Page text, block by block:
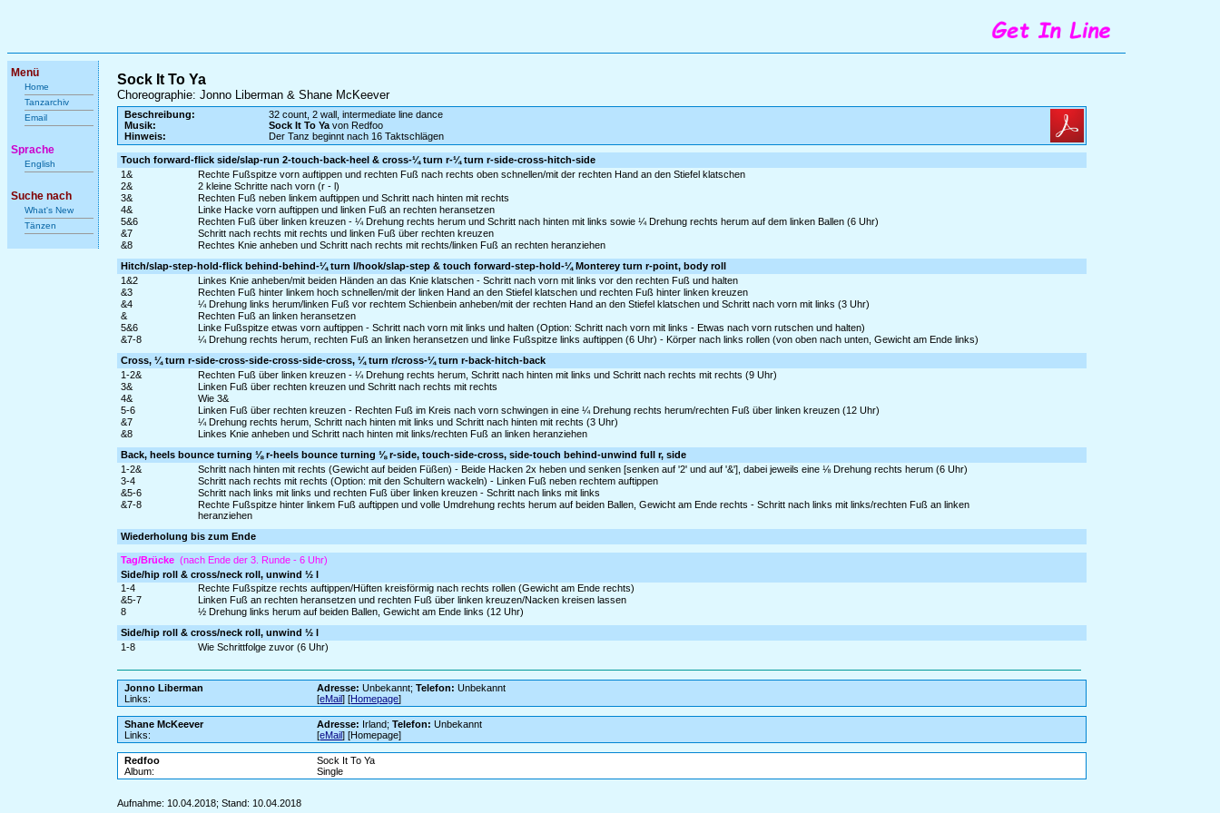
Menü
Home
Tanzarchiv
Email
Sprache
English
Suche nach
What's New
Tänzen
Sock It To Ya
Choreographie: Jonno Liberman & Shane McKeever
Beschreibung:
32 count, 2 wall, intermediate line dance
Musik:
Sock It To Ya von Redfoo
Hinweis:
Der Tanz beginnt nach 16 Taktschlägen
Touch forward-flick side/slap-run 2-touch-back-heel & cross-¼ turn r-¼ turn r-side-cross-hitch-side
1&
Rechte Fußspitze vorn auftippen und rechten Fuß nach rechts oben schnellen/mit der rechten Hand an den Stiefel klatschen
2&
2 kleine Schritte nach vorn (r - l)
3&
Rechten Fuß neben linkem auftippen und Schritt nach hinten mit rechts
4&
Linke Hacke vorn auftippen und linken Fuß an rechten heransetzen
5&6
Rechten Fuß über linken kreuzen - ¼ Drehung rechts herum und Schritt nach hinten mit links sowie ¼ Drehung rechts herum auf dem linken Ballen (6 Uhr)
&7
Schritt nach rechts mit rechts und linken Fuß über rechten kreuzen
&8
Rechtes Knie anheben und Schritt nach rechts mit rechts/linken Fuß an rechten heranziehen
Hitch/slap-step-hold-flick behind-behind-¼ turn l/hook/slap-step & touch forward-step-hold-¼ Monterey turn r-point, body roll
1&2
Linkes Knie anheben/mit beiden Händen an das Knie klatschen - Schritt nach vorn mit links vor den rechten Fuß und halten
&3
Rechten Fuß hinter linkem hoch schnellen/mit der linken Hand an den Stiefel klatschen und rechten Fuß hinter linken kreuzen
&4
¼ Drehung links herum/linken Fuß vor rechtem Schienbein anheben/mit der rechten Hand an den Stiefel klatschen und Schritt nach vorn mit links (3 Uhr)
&
Rechten Fuß an linken heransetzen
5&6
Linke Fußspitze etwas vorn auftippen - Schritt nach vorn mit links und halten (Option: Schritt nach vorn mit links - Etwas nach vorn rutschen und halten)
&7-8
¼ Drehung rechts herum, rechten Fuß an linken heransetzen und linke Fußspitze links auftippen (6 Uhr) - Körper nach links rollen (von oben nach unten, Gewicht am Ende links)
Cross, ¼ turn r-side-cross-side-cross-side-cross, ¼ turn r/cross-¼ turn r-back-hitch-back
1-2&
Rechten Fuß über linken kreuzen - ¼ Drehung rechts herum, Schritt nach hinten mit links und Schritt nach rechts mit rechts (9 Uhr)
3&
Linken Fuß über rechten kreuzen und Schritt nach rechts mit rechts
4&
Wie 3&
5-6
Linken Fuß über rechten kreuzen - Rechten Fuß im Kreis nach vorn schwingen in eine ¼ Drehung rechts herum/rechten Fuß über linken kreuzen (12 Uhr)
&7
¼ Drehung rechts herum, Schritt nach hinten mit links und Schritt nach hinten mit rechts (3 Uhr)
&8
Linkes Knie anheben und Schritt nach hinten mit links/rechten Fuß an linken heranziehen
Back, heels bounce turning ⅛ r-heels bounce turning ⅛ r-side, touch-side-cross, side-touch behind-unwind full r, side
1-2&
Schritt nach hinten mit rechts (Gewicht auf beiden Füßen) - Beide Hacken 2x heben und senken [senken auf '2' und auf '&'], dabei jeweils eine ⅛ Drehung rechts herum (6 Uhr)
3-4
Schritt nach rechts mit rechts (Option: mit den Schultern wackeln) - Linken Fuß neben rechtem auftippen
&5-6
Schritt nach links mit links und rechten Fuß über linken kreuzen - Schritt nach links mit links
&7-8
Rechte Fußspitze hinter linkem Fuß auftippen und volle Umdrehung rechts herum auf beiden Ballen, Gewicht am Ende rechts - Schritt nach links mit links/rechten Fuß an linken
heranziehen
Wiederholung bis zum Ende
Tag/Brücke (nach Ende der 3. Runde - 6 Uhr)
Side/hip roll & cross/neck roll, unwind ½ l
1-4
Rechte Fußspitze rechts auftippen/Hüften kreisförmig nach rechts rollen (Gewicht am Ende rechts)
&5-7
Linken Fuß an rechten heransetzen und rechten Fuß über linken kreuzen/Nacken kreisen lassen
8
½ Drehung links herum auf beiden Ballen, Gewicht am Ende links (12 Uhr)
Side/hip roll & cross/neck roll, unwind ½ l
1-8
Wie Schrittfolge zuvor (6 Uhr)
Jonno Liberman Adresse: Unbekannt;Telefon: Unbekannt
Links:
[eMail] [Homepage]
Shane McKeever Adresse: Irland;Telefon: Unbekannt
Links:
[eMail] [Homepage]
Redfoo
Sock It To Ya
Album:
Single
Aufnahme: 10.04.2018; Stand: 10.04.2018